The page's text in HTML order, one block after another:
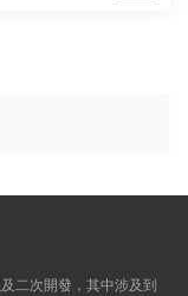
二次開發，其中涉及到